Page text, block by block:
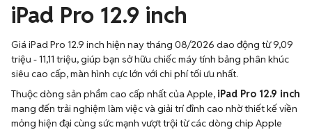
iPad Pro 12.9 inch
Giá iPad Pro 12.9 inch hiện nay tháng 08/2026 dao động từ 9,09
triệu - 11,11 triệu, giúp bạn sở hữu chiếc máy tính bảng phân khúc
siêu cao cấp, màn hình cực lớn với chi phí tối ưu nhất.
Thuộc dòng sản phẩm cao cấp nhất của Apple, iPad Pro 12.9 inch
mang đến trải nghiệm làm việc và giải trí đỉnh cao nhờ thiết kế viền
mỏng hiện đại cùng sức mạnh vượt trội từ các dòng chip Apple